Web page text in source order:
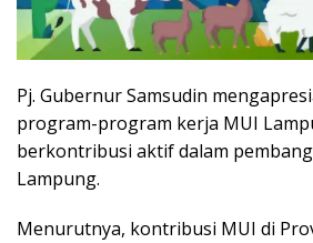
Pj. Gubernur Samsudin
program-program kerja MUI
berkontribusi aktif dalam
Lampung.
Menurutnya, kontribusi MUI di